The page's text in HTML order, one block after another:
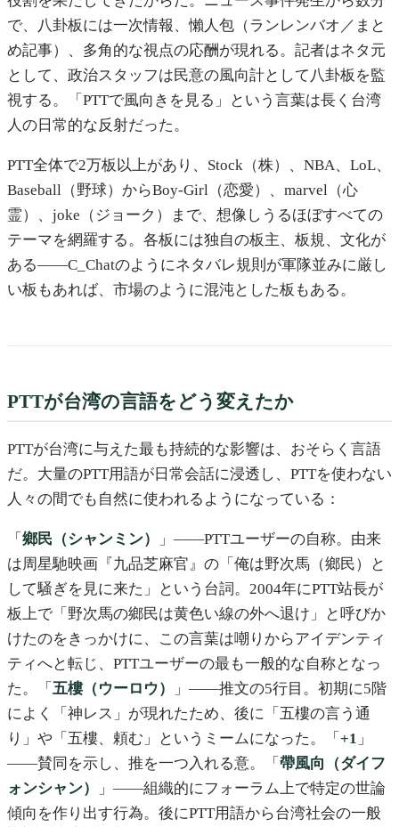
で、八卦板には一次情報、懶人包（ランレンバオ／まと
め記事）、多角的な視点の応酬が現れる。記者はネタ元
として、政治スタッフは民意の風向計として八卦板を監
視する。「PTTで風向きを見る」という言葉は長く台湾
人の日常的な反射だった。
PTT全体で2万板以上があり、Stock（株）、NBA、LoL、
Baseball（野球）からBoy-Girl（恋愛）、marvel（心
霊）、joke（ジョーク）まで、想像しうるほぼすべての
テーマを網羅する。各板には独自の板主、板規、文化が
ある——C_Chatのようにネタバレ規則が軍隊並みに厳し
い板もあれば、市場のように混沌とした板もある。
PTTが台湾の言語をどう変えたか
PTTが台湾に与えた最も持続的な影響は、おそらく言語
だ。大量のPTT用語が日常会話に浸透し、PTTを使わない
人々の間でも自然に使われるようになっている：
「 鄉民（シャンミン）
」——PTTユーザーの自称。由来
は周星馳映画『九品芝麻官』の「俺は野次馬（鄉民）と
して騒ぎを見に来た」という台詞。2004年にPTT站長が
板上で「野次馬の鄉民は黄色い線の外へ退け」と呼びか
けたのをきっかけに、この言葉は嘲りからアイデンティ
ティへと転じ、PTTユーザーの最も一般的な自称となっ
た。「 五樓（ウーロウ）
」——推文の5行目。初期に5階
によく「神レス」が現れたため、後に「五樓の言う通
り」や「五樓、頼む」というミームになった。「 +1 」
——賛同を示し、推を一つ入れる意。「 帶風向（ダイフ
ォンシャン）
」——組織的にフォーラム上で特定の世論
傾向を作り出す行為。後にPTT用語から台湾社会の一般